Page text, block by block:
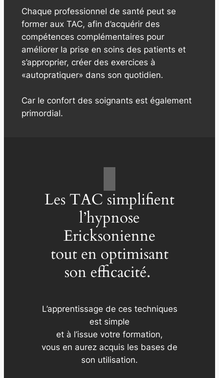
Chaque professionnel de santé peut se
former aux TAC, afin d’acquérir des
compétences complémentaires pour
améliorer la prise en soins des patients et
s’approprier, créer des exercices à
«autopratiquer» dans son quotidien.
Car le confort des soignants est également
primordial.
Les TAC simplifient
l’hypnose
Ericksonienne
tout en optimisant
son efficacité.
L’apprentissage de ces techniques
est simple
et à l’issue votre formation,
vous en aurez acquis les bases de
son utilisation.